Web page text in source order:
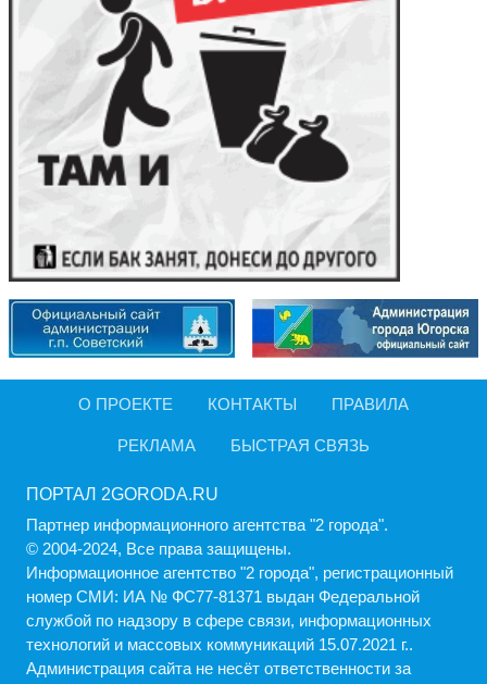
О ПРОЕКТЕ КОНТАКТЫ ПРАВИЛА
РЕКЛАМА БЫСТРАЯ СВЯЗЬ
ПОРТАЛ 2GORODA.RU
Партнер информационного агентства "2 города".
© 2004-2024, Все права защищены.
Информационное агентство "2 города", регистрационный
номер СМИ: ИА № ФС77-81371 выдан Федеральной
службой по надзору в сфере связи, информационных
технологий и массовых коммуникаций 15.07.2021 г..
Администрация cайта не несёт ответственности за